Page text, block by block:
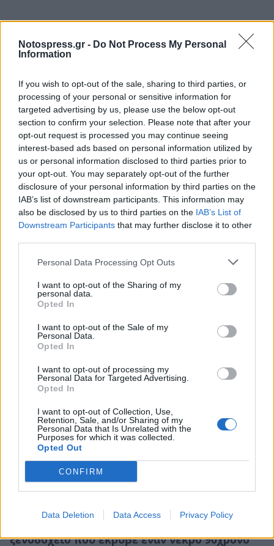
Notospress.gr - Do Not Process My Personal
Information
If you wish to opt-out of the sale, sharing to third parties, or
processing of your personal or sensitive information for
targeted advertising by us, please use the below opt-out
section to confirm your selection. Please note that after your
opt-out request is processed you may continue seeing
interest-based ads based on personal information utilized by
us or personal information disclosed to third parties prior to
your opt-out. You may separately opt-out of the further
disclosure of your personal information by third parties on the
IAB’s list of downstream participants. This information may
also be disclosed by us to third parties on the IAB’s List of
Downstream Participants that may further disclose it to other
Personal Data Processing Opt Outs
I want to opt-out of the Sharing of my
personal data.
Opted In
I want to opt-out of the Sale of my
Personal Data.
Opted In
I want to opt-out of processing my
Personal Data for Targeted Advertising.
Opted In
I want to opt-out of Collection, Use,
Retention, Sale, and/or Sharing of my
Personal Data that Is Unrelated with the
Purposes for which it was collected.
Opted Out
CONFIRM
Data Deletion Data Access Privacy Policy
ξενοδοχείο που έκρυβε έναν νεκρό 90χρονο